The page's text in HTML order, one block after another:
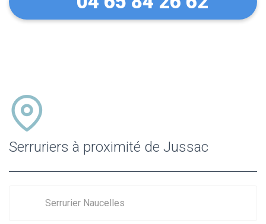
Serruriers à proximité de Jussac
Serrurier Naucelles